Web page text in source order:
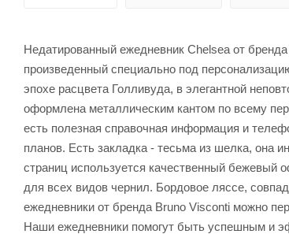
Недатированный ежедневник Chelsea от
произведенный специально под
эпохе расцвета Голливуда, в элегантной
оформлена металлическим кантом по всему
есть полезная справочная информация и
планов. Есть закладка - тесьма из шелка, она
страниц используется качественный бежевый
для всех видов чернил. Бордовое ляссе,
ежедневники от бренда Bruno Visconti можно
Наши ежедневники помогут быть успешным и